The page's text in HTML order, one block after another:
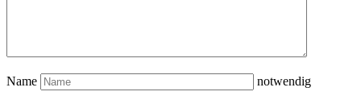
Name notwendig